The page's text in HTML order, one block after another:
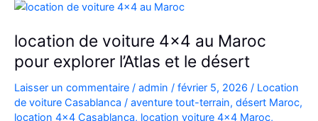
location de voiture 4×4 au Maroc
pour explorer l’Atlas et le désert
Laisser un commentaire / admin / février 5, 2026 / Location
de voiture Casablanca / aventure tout-terrain, désert Maroc,
location 4x4 Casablanca, location voiture 4x4 Maroc,